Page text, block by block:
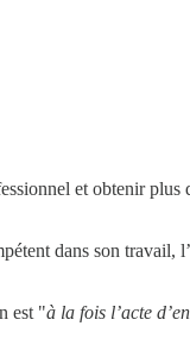
et obtenir plus
dans son travail,
est "à la fois l’acte